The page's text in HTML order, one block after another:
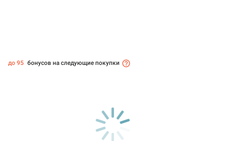
до 95 бонусов на следующие покупки